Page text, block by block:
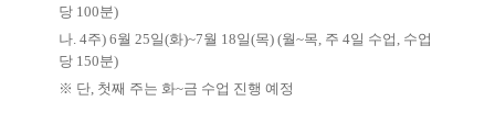
당 100분)
나. 4주) 6월 25일(화)~7월 18일(목) (월~목, 주 4일 수업 , 수업
당 150분)
※ 단, 첫째 주는 화~금 수업 진행 예정